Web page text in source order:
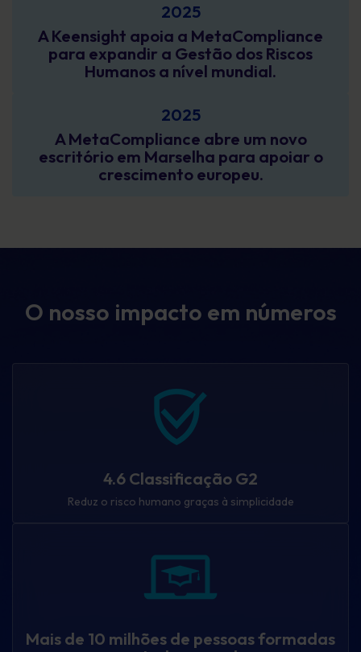
2025
A Keensight apoia a MetaCompliance
para expandir a Gestão dos Riscos
Humanos a nível mundial.
2025
A MetaCompliance abre um novo
escritório em Marselha para apoiar o
crescimento europeu.
O nosso impacto em números
4.6 Classificação G2
Reduz o risco humano graças à simplicidade
Mais de 10 milhões de pessoas formadas